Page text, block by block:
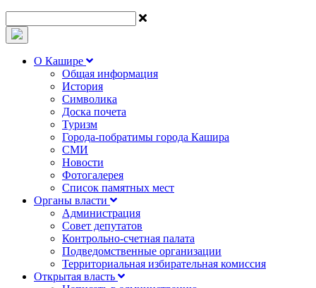
О Кашире
Общая информация
История
Символика
Доска почета
Туризм
Города-побратимы города Кашира
СМИ
Новости
Фотогалерея
Список памятных мест
Органы власти
Администрация
Совет депутатов
Контрольно-счетная палата
Подведомственные организации
Территориальная избирательная комиссия
Открытая власть